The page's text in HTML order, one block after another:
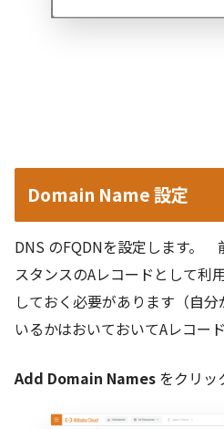
Domain Name 設定
DNS のFQDNを設定します。
スタンスのAレコードとして利
しておく必要があります（自
いるかはおいておいてAレコー
Add Domain Names をクリッ